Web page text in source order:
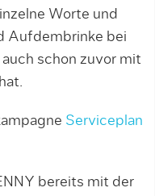
Worte und
Aufdembrinke bei
schon zuvor mit
Serviceplan
bereits mit der